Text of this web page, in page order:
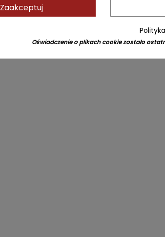
Zaakceptuj
Oświadczenie o plikach cookie zostało